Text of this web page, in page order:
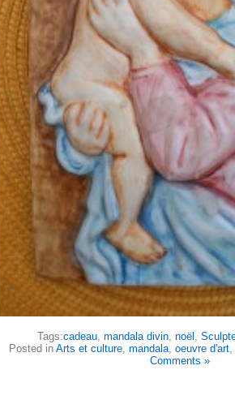
Tags:cadeau, mandala divin, noël
Posted in Arts et culture, mandala, oeuvre d'art,
Comments »